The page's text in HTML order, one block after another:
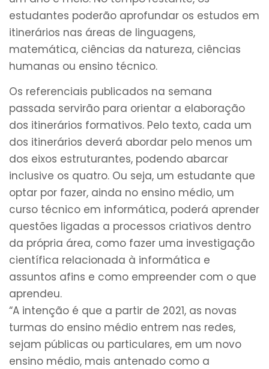
estudantes poderão aprofundar os estudos em
itinerários nas áreas de linguagens,
matemática, ciências da natureza, ciências
humanas ou ensino técnico.
Os referenciais publicados na semana
passada servirão para orientar a elaboração
dos itinerários formativos. Pelo texto, cada um
dos itinerários deverá abordar pelo menos um
dos eixos estruturantes, podendo abarcar
inclusive os quatro. Ou seja, um estudante que
optar por fazer, ainda no ensino médio, um
curso técnico em informática, poderá aprender
questões ligadas a processos criativos dentro
da própria área, como fazer uma investigação
científica relacionada à informática e
assuntos afins e como empreender com o que
aprendeu.
“A intenção é que a partir de 2021, as novas
turmas do ensino médio entrem nas redes,
sejam públicas ou particulares, em um novo
ensino médio, mais antenado como a